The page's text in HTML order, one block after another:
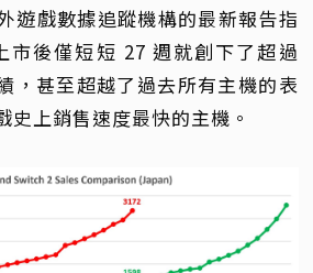
遊戲數據追蹤機構的最新報告指
後僅短短 27 週就創下了超過
，甚至超越了過去所有主機的表
史上銷售速度最快的主機。